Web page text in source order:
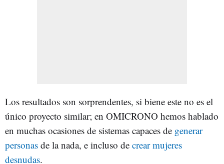
Los resultados son sorprendentes, si biene este no es el
único proyecto similar; en OMICRONO hemos hablado
en muchas ocasiones de sistemas capaces de generar
personas de la nada, e incluso de crear mujeres
desnudas.